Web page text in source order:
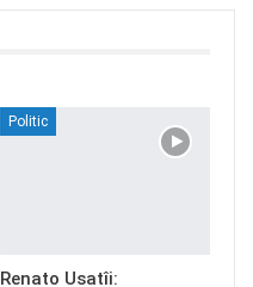
Politic
Renato Usatîi: